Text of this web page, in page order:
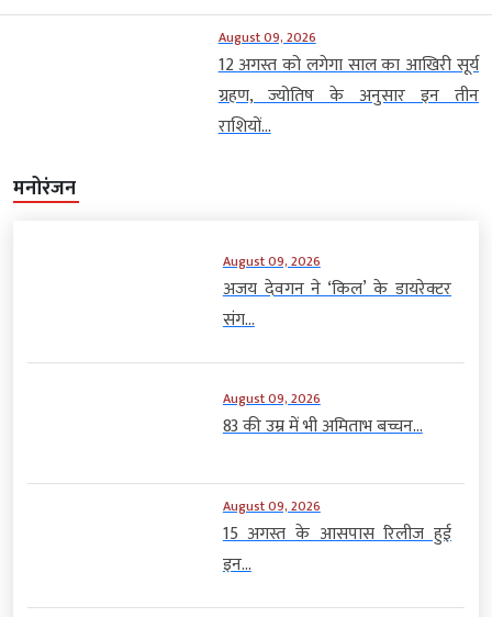
August 09, 2026
12 अगस्त को लगेगा साल का आखिरी सूर्य
ग्रहण, ज्योतिष के अनुसार इन तीन
राशियों...
मनोरंजन
August 09, 2026
अजय देवगन ने ‘किल’ के डायरेक्टर
संग...
August 09, 2026
83 की उम्र में भी अमिताभ बच्चन...
August 09, 2026
15 अगस्त के आसपास रिलीज हुई
इन...